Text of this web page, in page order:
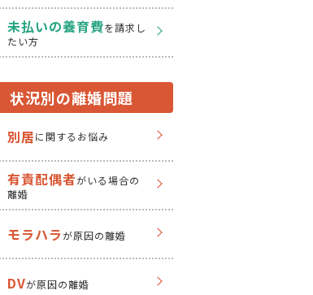
未払いの養育費を請求し
たい方
状況別の離婚問題
別居に関するお悩み
有責配偶者がいる場合の
離婚
モラハラが原因の離婚
DVが原因の離婚